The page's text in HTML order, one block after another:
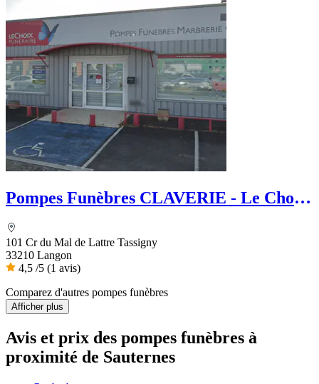
Pompes Funèbres CLAVERIE - Le Choix
101 Cr du Mal de Lattre Tassigny
33210 Langon
4,5 /5 (1 avis)
Comparez d'autres pompes funèbres
Afficher plus
Avis et prix des pompes funèbres à
proximité de Sauternes